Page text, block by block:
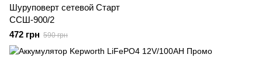
Шуруповерт сетевой Старт
ССШ-900/2
472 грн 590 грн